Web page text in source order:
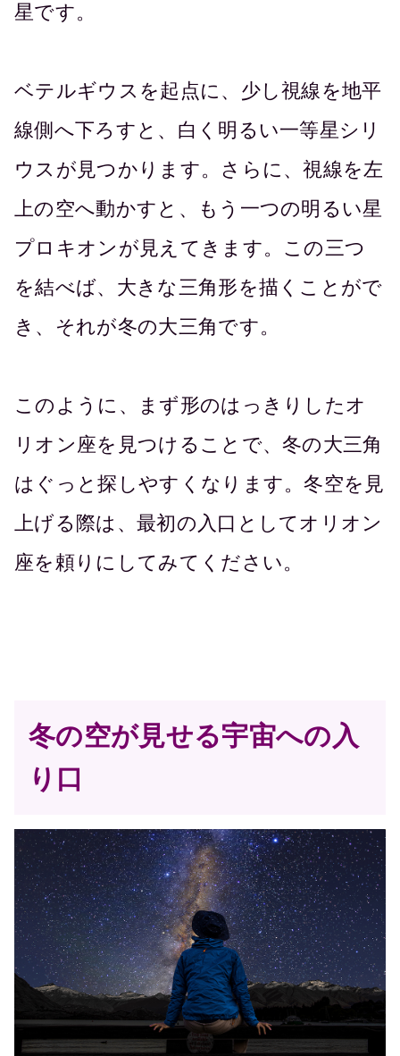
星です。
ベテルギウスを起点に、少し視線を地平
線側へ下ろすと、白く明るい一等星シリ
ウスが見つかります。さらに、視線を左
上の空へ動かすと、もう一つの明るい星
プロキオンが見えてきます。この三つ
を結べば、大きな三角形を描くことがで
き、それが冬の大三角です。
このように、まず形のはっきりしたオ
リオン座を見つけることで、冬の大三角
はぐっと探しやすくなります。冬空を見
上げる際は、最初の入口としてオリオン
座を頼りにしてみてください。
冬の空が見せる宇宙への入
り口